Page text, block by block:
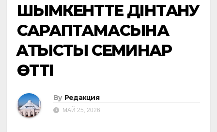
ШЫМКЕНТТЕ ДІНТАНУ
САРАПТАМАСЫНА
ҚАТЫСТЫ СЕМИНАР
ӨТТІ
By Редакция
МАЙ 25, 2026